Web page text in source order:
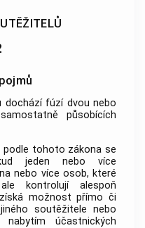
dochází fúzí dvou nebo
působících
podle tohoto zákona se
jeden nebo více
nebo více osob, které
kontrolují alespoň
možnost přímo či
jinéhosoutěžitele nebo
účastnických